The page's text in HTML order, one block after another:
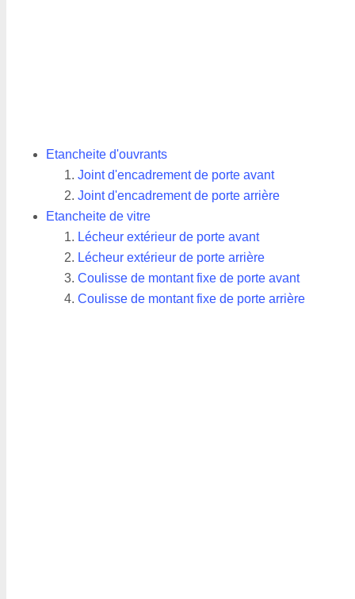
Etancheite d'ouvrants
Joint d'encadrement de porte avant
Joint d'encadrement de porte arrière
Etancheite de vitre
Lécheur extérieur de porte avant
Lécheur extérieur de porte arrière
Coulisse de montant fixe de porte avant
Coulisse de montant fixe de porte arrière